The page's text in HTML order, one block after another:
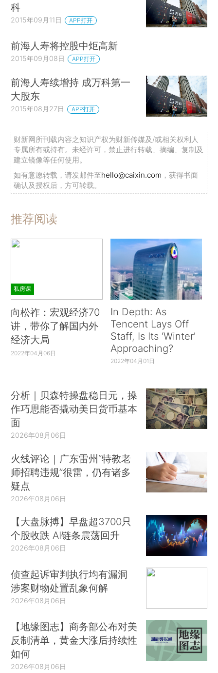
科
2015年09月11日 APP打开
前海人寿将控股中炬高新
2015年09月08日 APP打开
前海人寿续增持 成万科第一
大股东
2015年08月27日 APP打开
财新网所刊载内容之知识产权为财新传媒及/或相关权利人
专属所有或持有。未经许可，禁止进行转载、摘编、复制及
建立镜像等任何使用。
如有意愿转载，请发邮件至hello@caixin.com ，获得书面
确认及授权后，方可转载。
推荐阅读
私房课
向松祚：宏观经济70
讲，带你了解国内外
经济大局
2022年04月06日
In Depth: As
Tencent Lays Off
Staff, Is Its ‘Winter’
Approaching?
2022年04月01日
分析｜贝森特操盘稳日元，操
作巧思能否撬动美日货币基本
面
2026年08月06日
火线评论｜广东雷州“特教老
师招聘违规”很雷，仍有诸多
疑点
2026年08月06日
【大盘脉搏】早盘超3700只
个股收跌 AI链条震荡回升
2026年08月06日
侦查起诉审判执行均有漏洞
涉案财物处置乱象何解
2026年08月06日
【地缘图志】商务部公布对美
反制清单，黄金大涨后持续性
如何
2026年08月06日